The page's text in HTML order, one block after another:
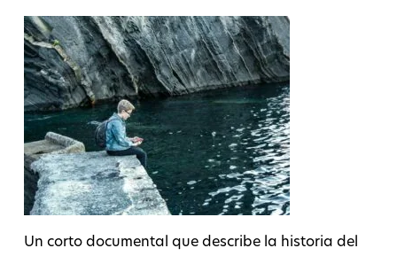
Un corto documental que describe la historia del